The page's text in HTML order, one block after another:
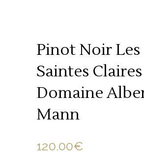
Pinot Noir Les
Saintes
Domaine
Mann
120.00€